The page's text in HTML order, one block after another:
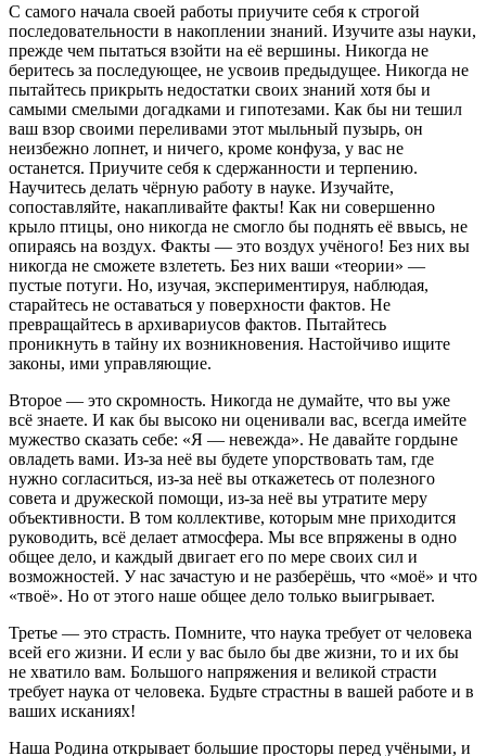
С самого начала своей работы приучите себя к строгой
последовательности в накоплении знаний. Изучите азы науки,
прежде чем пытаться взойти на её вершины. Никогда не
беритесь за последующее, не усвоив предыдущее. Никогда не
пытайтесь прикрыть недостатки своих знаний хотя бы и
самыми смелыми догадками и гипотезами. Как бы ни тешил
ваш взор своими переливами этот мыльный пузырь, он
неизбежно лопнет, и ничего, кроме конфуза, у вас не
останется. Приучите себя к сдержанности и терпению.
Научитесь делать чёрную работу в науке. Изучайте,
сопоставляйте, накапливайте факты! Как ни совершенно
крыло птицы, оно никогда не смогло бы поднять её ввысь, не
опираясь на воздух. Факты — это воздух учёного! Без них вы
никогда не сможете взлететь. Без них ваши «теории» —
пустые потуги. Но, изучая, экспериментируя, наблюдая,
старайтесь не оставаться у поверхности фактов. Не
превращайтесь в архивариусов фактов. Пытайтесь
проникнуть в тайну их возникновения. Настойчиво ищите
законы, ими управляющие.
Второе — это скромность. Никогда не думайте, что вы уже
всё знаете. И как бы высоко ни оценивали вас, всегда имейте
мужество сказать себе: «Я — невежда». Не давайте гордыне
овладеть вами. Из-за неё вы будете упорствовать там, где
нужно согласиться, из-за неё вы откажетесь от полезного
совета и дружеской помощи, из-за неё вы утратите меру
объективности. В том коллективе, которым мне приходится
руководить, всё делает атмосфера. Мы все впряжены в одно
общее дело, и каждый двигает его по мере своих сил и
возможностей. У нас зачастую и не разберёшь, что «моё» и что
«твоё». Но от этого наше общее дело только выигрывает.
Третье — это страсть. Помните, что наука требует от человека
всей его жизни. И если у вас было бы две жизни, то и их бы
не хватило вам. Большого напряжения и великой страсти
требует наука от человека. Будьте страстны в вашей работе и в
ваших исканиях!
Наша Родина открывает большие просторы перед учёными, и